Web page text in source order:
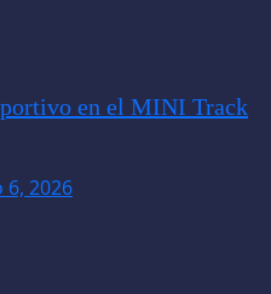
en el MINI Track
6, 2026